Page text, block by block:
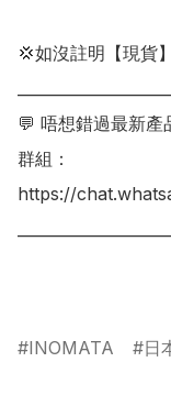
💢如沒註明【現貨
💬 唔想錯過最新
群組：
https://
INOMATA 日